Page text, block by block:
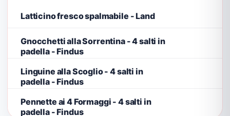
Latticino fresco spalmabile - Land
Gnocchetti alla Sorrentina - 4 salti in
padella - Findus
Linguine alla Scoglio - 4 salti in
padella - Findus
Pennette ai 4 Formaggi - 4 salti in
padella - Findus